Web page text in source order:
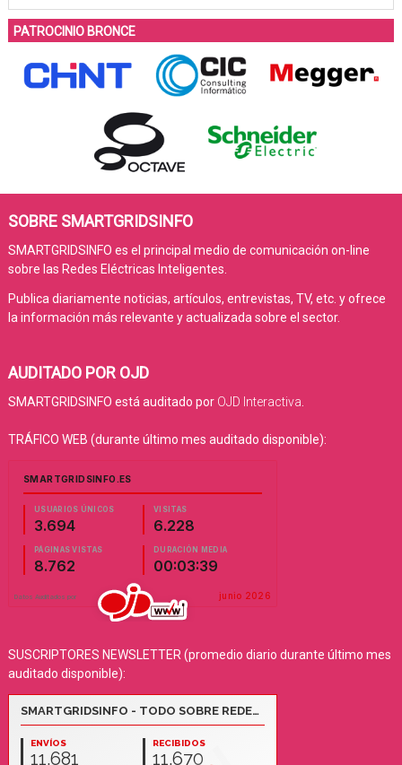
PATROCINIO BRONCE
SOBRE SMARTGRIDSINFO
SMARTGRIDSINFO es el principal medio de comunicación on-line
sobre las Redes Eléctricas Inteligentes.
Publica diariamente noticias, artículos, entrevistas, TV, etc. y ofrece
la información más relevante y actualizada sobre el sector.
AUDITADO POR OJD
SMARTGRIDSINFO está auditado por OJD Interactiva
TRÁFICO WEB (durante último mes auditado disponible):
SUSCRIPTORES NEWSLETTER (promedio diario durante último mes
auditado disponible):